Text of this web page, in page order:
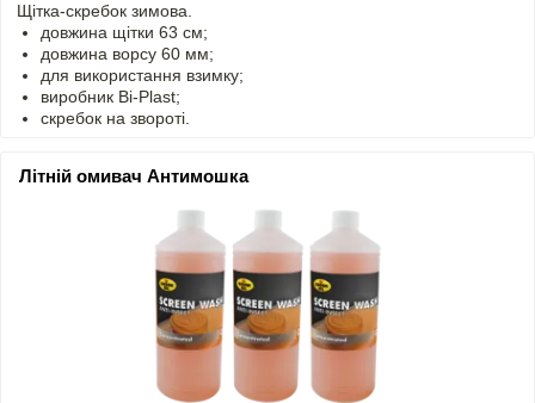
Щітка-скребок зимова.
довжина щітки 63 см;
довжина ворсу 60 мм;
для використання взимку;
виробник Bi-Plast;
скребок на звороті.
Літній омивач Антимошка